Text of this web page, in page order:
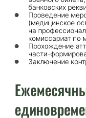
банковских
Проведение
(медицинское
на
комиссариат по
Прохождение
части-
Заключение